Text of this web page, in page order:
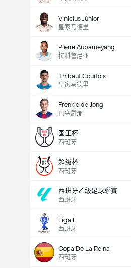
Vinicius Júnior
皇家马德里
Pierre Aubameyang
拉科鲁尼亚
Thibaut Courtois
皇家马德里
Frenkie de Jong
巴塞羅那
国王杯
西班牙
超级杯
西班牙
西班牙乙級足球聯賽
西班牙
Liga F
西班牙
Copa De La Reina
西班牙
全場總得分 (2.5)